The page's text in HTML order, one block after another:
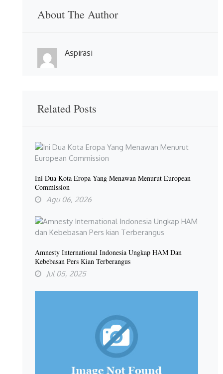
About The Author
Aspirasi
Related Posts
Ini Dua Kota Eropa Yang Menawan Menurut European
Commission
Agu 06, 2026
Amnesty International Indonesia Ungkap HAM Dan
Kebebasan Pers Kian Terberangus
Jul 05, 2025